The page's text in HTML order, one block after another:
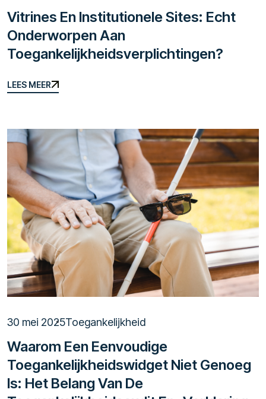
Vitrines En Institutionele Sites: Echt
Onderworpen Aan
Toegankelijkheidsverplichtingen?
LEES MEER
LEES MEER
30 mei 2025Toegankelijkheid
Waarom Een Eenvoudige
Toegankelijkheidswidget Niet Genoeg
Is: Het Belang Van De